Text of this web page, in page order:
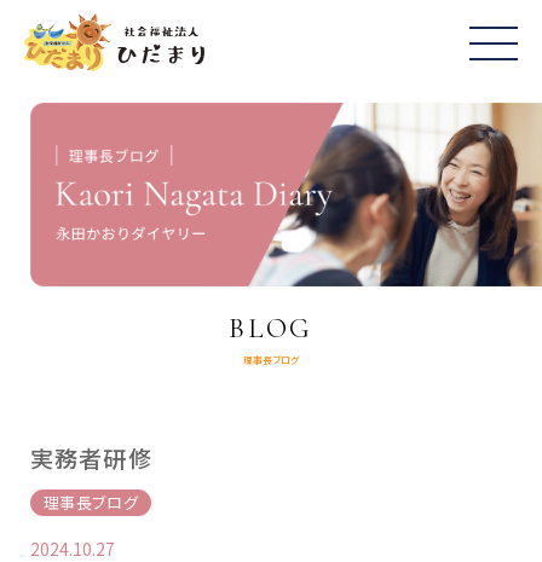
BLOG
理事長ブログ
実務者研修
理事長ブログ
2024.10.27